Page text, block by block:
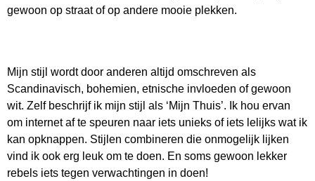
gewoon op straat of op andere mooie plekken.
Mijn stijl wordt door anderen altijd omschreven als
Scandinavisch, bohemien, etnische invloeden of gewoon
wit. Zelf beschrijf ik mijn stijl als ‘Mijn Thuis’. Ik hou ervan
om internet af te speuren naar iets unieks of iets lelijks wat ik
kan opknappen. Stijlen combineren die onmogelijk lijken
vind ik ook erg leuk om te doen. En soms gewoon lekker
rebels iets tegen verwachtingen in doen!